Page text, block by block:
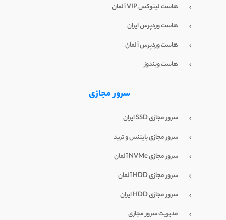
هاست لینوکس VIP آلمان
هاست وردپرس ایران
هاست وردپرس آلمان
هاست ویندوز
سرور مجازی
سرور مجازی SSD ایران
سرور مجازی بایننس و ترید
سرور مجازی NVMe آلمان
سرور مجازی HDD آلمان
سرور مجازی HDD ایران
مدیریت سرور مجازی